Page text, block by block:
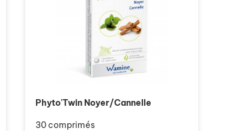
Phyto'Twin Noyer/Cannelle
30 comprimés